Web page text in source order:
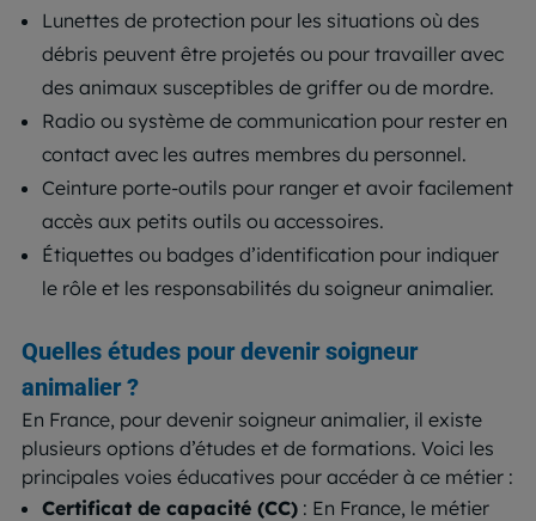
Lunettes de protection pour les situations où des
débris peuvent être projetés ou pour travailler avec
des animaux susceptibles de griffer ou de mordre.
Radio ou système de communication pour rester en
contact avec les autres membres du personnel.
Ceinture porte-outils pour ranger et avoir facilement
accès aux petits outils ou accessoires.
Étiquettes ou badges d’identification pour indiquer
le rôle et les responsabilités du soigneur animalier.
Quelles études pour devenir soigneur
animalier ?
En France, pour devenir soigneur animalier, il existe
plusieurs options d’études et de formations. Voici les
principales voies éducatives pour accéder à ce métier :
Certificat de capacité (CC) : En France, le métier